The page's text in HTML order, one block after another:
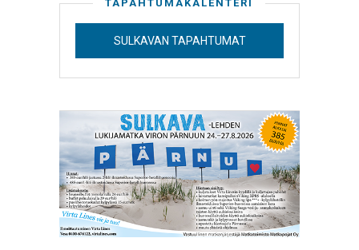
TAPAHTUMAKALENTERI
SULKAVAN TAPAHTUMAT